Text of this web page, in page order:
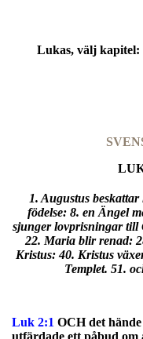
Lukas, välj kapitel:
1. Augustus
födelse: 8. en Ängel
sjunger lovprisningar till
22. Maria blir renad:
Kristus: 40. Kristus
Templet. 51.
Luk 2:1 OCH det
utfärdade ett påbud om